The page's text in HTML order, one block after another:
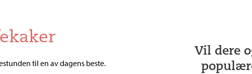
til en av dagens beste.
Vil dere